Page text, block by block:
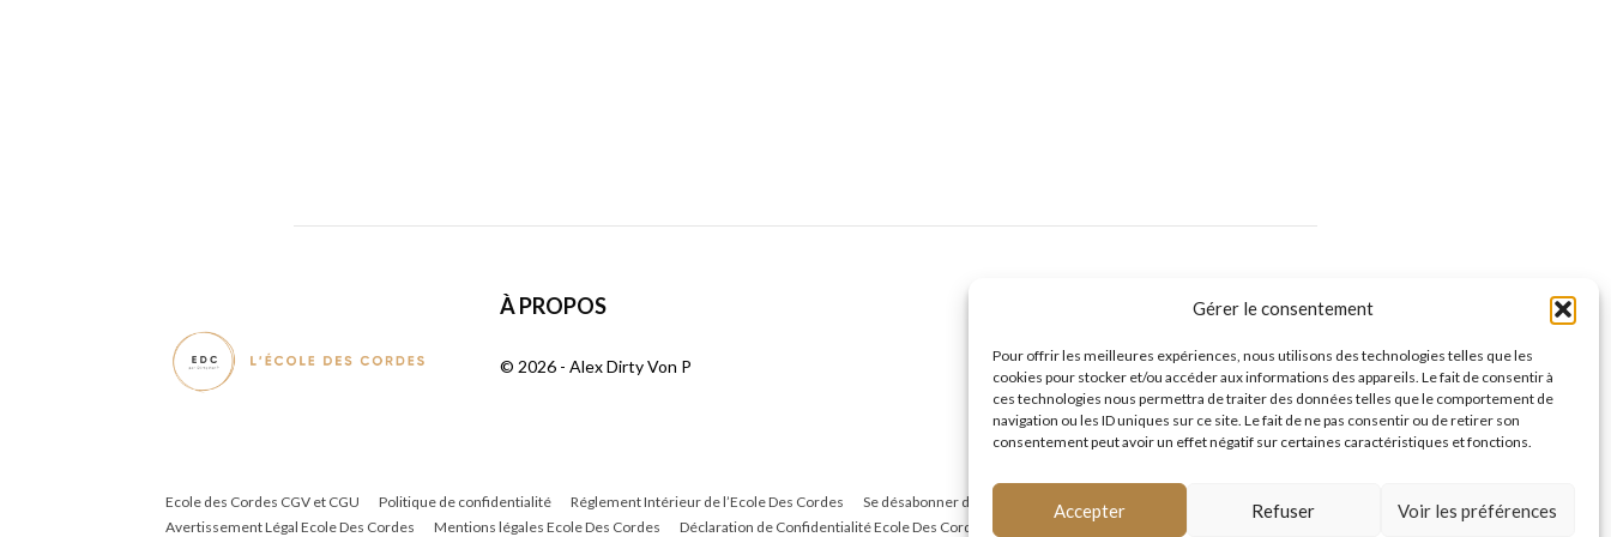
Gérer le consentement
Pour offrir les meilleures expériences, nous utilisons des technologies telles que les
cookies pour stocker et/ou accéder aux informations des appareils. Le fait de consentir à
ces technologies nous permettra de traiter des données telles que le comportement de
navigation ou les ID uniques sur ce site. Le fait de ne pas consentir ou de retirer son
consentement peut avoir un effet négatif sur certaines caractéristiques et fonctions.
Accepter Refuser Voir les préférences
À PROPOS
© 2026 - Alex Dirty Von P
SUIVEZ NOUS
Ecole des Cordes CGV et CGU Politique de confidentialité Réglement Intérieur de l’Ecole Des Cordes Se désabonner de la newsletter Plan du site
Politique de cookies (UE)
Avertissement Légal Ecole Des Cordes
Mentions légales Ecole Des Cordes Déclaration de Confidentialité Ecole Des Cordes